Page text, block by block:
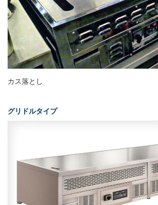
カス落とし
グリドルタイプ